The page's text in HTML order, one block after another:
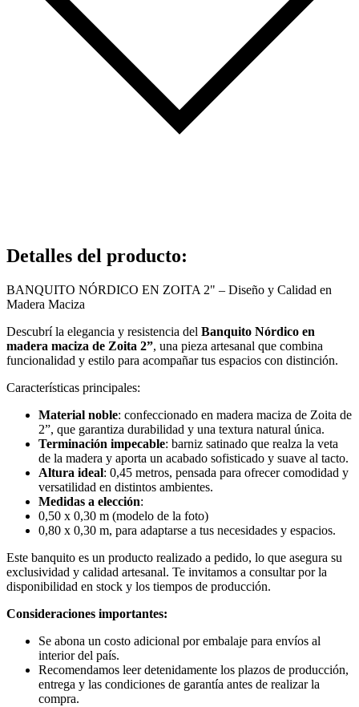
Detalles del producto:
BANQUITO NÓRDICO EN ZOITA 2" – Diseño y Calidad en
Madera Maciza
Descubrí la elegancia y resistencia del Banquito Nórdico en
madera maciza de Zoita 2”, una pieza artesanal que combina
funcionalidad y estilo para acompañar tus espacios con distinción.
Características principales:
Material noble: confeccionado en madera maciza de Zoita de
2”, que garantiza durabilidad y una textura natural única.
Terminación impecable: barniz satinado que realza la veta
de la madera y aporta un acabado sofisticado y suave al tacto.
Altura ideal: 0,45 metros, pensada para ofrecer comodidad y
versatilidad en distintos ambientes.
Medidas a elección:
0,50 x 0,30 m (modelo de la foto)
0,80 x 0,30 m, para adaptarse a tus necesidades y espacios.
Este banquito es un producto realizado a pedido, lo que asegura su
exclusividad y calidad artesanal. Te invitamos a consultar por la
disponibilidad en stock y los tiempos de producción.
Consideraciones importantes:
Se abona un costo adicional por embalaje para envíos al
interior del país.
Recomendamos leer detenidamente los plazos de producción,
entrega y las condiciones de garantía antes de realizar la
compra.